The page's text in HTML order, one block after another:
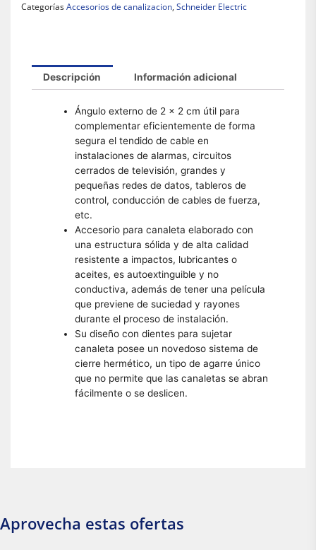
CategoríasAccesorios de canalizacion, Schneider Electric
Descripción Información adicional
Ángulo externo de 2 x 2 cm útil para
complementar eficientemente de forma
segura el tendido de cable en
instalaciones de alarmas, circuitos
cerrados de televisión, grandes y
pequeñas redes de datos, tableros de
control, conducción de cables de fuerza,
etc.
Accesorio para canaleta elaborado con
una estructura sólida y de alta calidad
resistente a impactos, lubricantes o
aceites, es autoextinguible y no
conductiva, además de tener una película
que previene de suciedad y rayones
durante el proceso de instalación.
Su diseño con dientes para sujetar
canaleta posee un novedoso sistema de
cierre hermético, un tipo de agarre único
que no permite que las canaletas se abran
fácilmente o se deslicen.
Aprovecha estas ofertas